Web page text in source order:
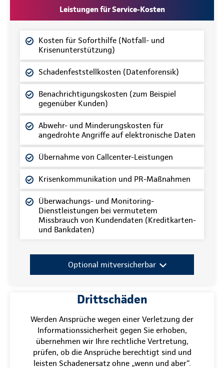
Leistungen für Service-Kosten
Kosten für Soforthilfe (Notfall- und
Krisenunterstützung)
Schadenfeststellkosten (Datenforensik)
Benachrichtigungskosten (zum Beispiel
gegenüber Kunden)
Abwehr- und Minderungskosten für
angedrohte Angriffe auf elektronische Daten
Übernahme von Callcenter-Leistungen
Krisenkommunikation und PR-Maßnahmen
Überwachungs- und Monitoring-
Dienstleistungen bei vermutetem
Missbrauch von Kundendaten (Kreditkarten-
und Bankdaten)
Optional mitversicherbar
Drittschäden
Werden Ansprüche wegen einer Verletzung der
Informationssicherheit gegen Sie erhoben,
übernehmen wir Ihre rechtliche Vertretung,
prüfen, ob die Ansprüche berechtigt sind und
leisten Schadenersatz ohne „wenn und aber“.